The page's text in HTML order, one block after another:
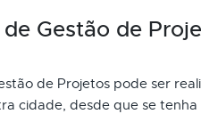
Gestão de
de Projetos pode ser
cidade, desde que se